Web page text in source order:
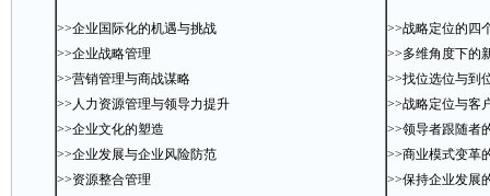
>>企业国际化的机遇与挑战
>>企业战略管理
>>营销管理与商战谋略
>>人力资源管理与领导力提升
>>企业文化的塑造
>>企业发展与企业风险防范
>>资源整合管理
>>战略定位的四
>>多维角度下的
>>找位选位与到
>>战略定位与客
>>领导者跟随
>>商业模式变革
>>保持企业发展